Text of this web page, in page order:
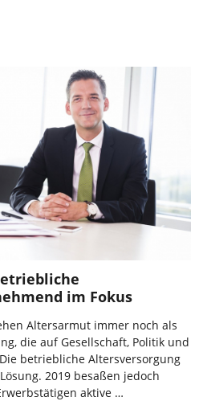
im Fokus
Altersarmut immer noch als
die auf Gesellschaft, Politik und
betriebliche Altersversorgung
2019 besaßen jedoch
aktive …